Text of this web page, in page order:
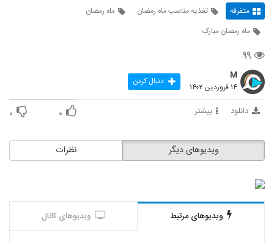
متفرقه تغذیه مناسب ماه رمضان
ماه رمضان
ماه رمضان مبارک
۹۹
M
۱۴ فروردین ۱۴۰۲ دنبال کردن
دانلود بیشتر ۰ ۰
نظرات ویدیوهای دیگر
ویدیوهای مرتبط ویدیوهای کانال